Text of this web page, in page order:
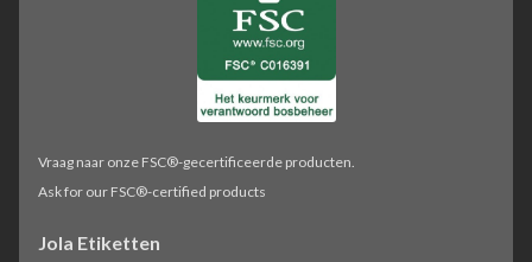
Vraag naar onze FSC®-gecertificeerde producten.
Ask for our FSC®-certified products
Jola Etiketten